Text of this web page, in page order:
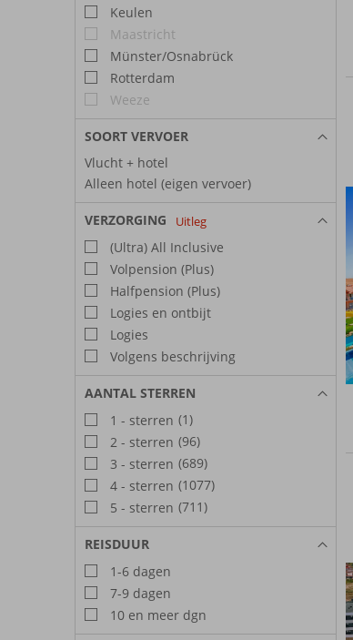
Keulen
Maastricht
Münster/Osnabrück
Rotterdam
Weeze
SOORT VERVOER
Vlucht + hotel
Alleen hotel (eigen vervoer)
VERZORGING Uitleg
(Ultra) All Inclusive
Volpension (Plus)
Halfpension (Plus)
Logies en ontbijt
Logies
Volgens beschrijving
AANTAL STERREN
1 - sterren (1)
2 - sterren (96)
3 - sterren (689)
4 - sterren (1077)
5 - sterren (711)
REISDUUR
1-6 dagen
7-9 dagen
10 en meer dgn